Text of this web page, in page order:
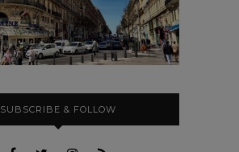
SUBSCRIBE & FOLLOW